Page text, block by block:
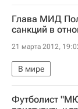
Глава МИД
санкций в
21 марта 2012,
В мире
Футболист